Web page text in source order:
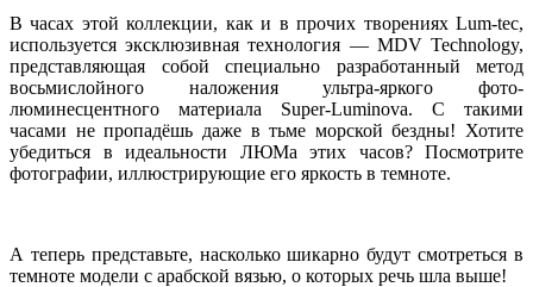
В часах этой коллекции, как и в прочих творениях Lum-tec,
используется эксклюзивная технология — MDV Technology,
представляющая собой специально разработанный метод
восьмислойного наложения ультра-яркого фото-
люминесцентного материала Super-Luminova. С такими
часами не пропадёшь даже в тьме морской бездны! Хотите
убедиться в идеальности ЛЮМа этих часов? Посмотрите
фотографии, иллюстрирующие его яркость в темноте.
А теперь представьте, насколько шикарно будут смотреться в
темноте модели с арабской вязью, о которых речь шла выше!